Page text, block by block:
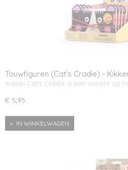
Touwfiguren (Cat's Cradle) -
Kidoki Cat's Cradle is een variant op
€ 5,95
IN WINKELWAGEN